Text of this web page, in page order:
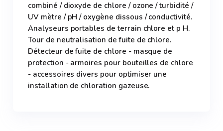
combiné / dioxyde de chlore / ozone / turbidité /
UV mètre / pH / oxygène dissous / conductivité.
Analyseurs portables de terrain chlore et p H.
Tour de neutralisation de fuite de chlore.
Détecteur de fuite de chlore - masque de
protection - armoires pour bouteilles de chlore
- accessoires divers pour optimiser une
installation de chloration gazeuse.